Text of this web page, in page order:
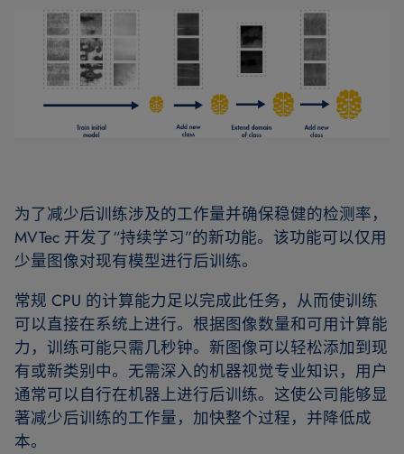
为了减少后训练涉及的工作量并确保稳健的检测率，
MVTec 开发了“持续学习”的新功能。该功能可以仅用
少量图像对现有模型进行后训练。
常规 CPU 的计算能力足以完成此任务，从而使训练
可以直接在系统上进行。根据图像数量和可用计算能
力，训练可能只需几秒钟。新图像可以轻松添加到现
有或新类别中。无需深入的机器视觉专业知识，用户
通常可以自行在机器上进行后训练。这使公司能够显
著减少后训练的工作量，加快整个过程，并降低成
本。